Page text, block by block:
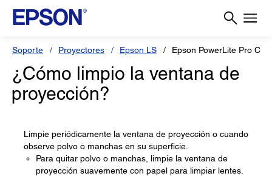
Soporte Proyectores Epson LS Epson PowerLite Pro
¿Cómo limpio la ventana de
proyección?
Limpie periódicamente la ventana de proyección o cuando
observe polvo o manchas en su superficie.
Para quitar polvo o manchas, limpie la ventana de
proyección suavemente con papel para limpiar lentes.